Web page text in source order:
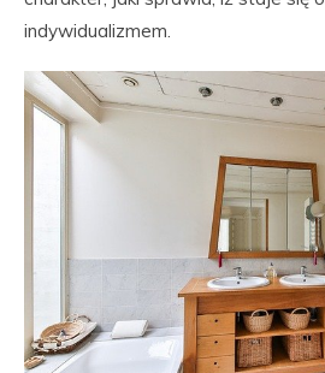
indywidualizmem.